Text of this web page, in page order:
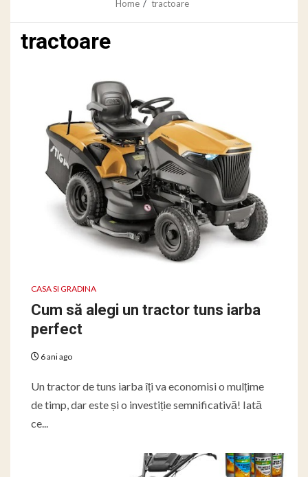
Home tractoare
tractoare
CASA SI GRADINA
Cum să alegi un tractor tuns iarba
perfect
6 ani ago
Un tractor de tuns iarba îți va economisi o mulțime
de timp, dar este și o investiție semnificativă! Iată
ce...